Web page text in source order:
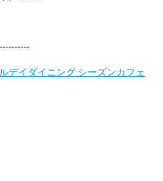
デイダイニング シーズンカフェ